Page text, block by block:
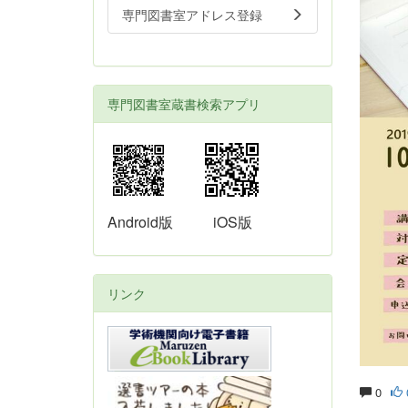
0
専門図書室アドレス登録
専門図書室蔵書検索アプリ
Android版 iOS版
リンク